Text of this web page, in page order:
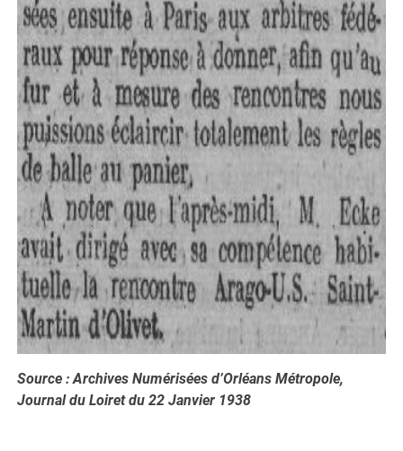
Source : Archives Numérisées d’Orléans Métropole,
Journal du Loiret du 22 Janvier 1938